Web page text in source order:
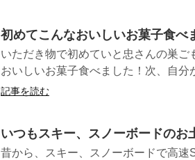
初めてこんなおいしいお菓子食べ
いただき物で初めていと忠さんの巣
おいしいお菓子食べました！次、自分
記事を読む
いつもスキー、スノーボードのお
昔から、スキー、スノーボードで高